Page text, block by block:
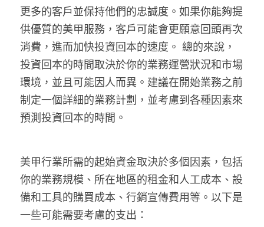
更多的客戶並保持他們的忠誠度。如果你能夠提
供優質的美甲服務，客戶可能會更願意回頭再次
消費，進而加快投資回本的速度。 總的來說，
投資回本的時間取決於你的業務運營狀況和市場
環境，並且可能因人而異。建議在開始業務之前
制定一個詳細的業務計劃，並考慮到各種因素來
預測投資回本的時間。
美甲行業所需的起始資金取決於多個因素，包括
你的業務規模、所在地區的租金和人工成本、設
備和工具的購買成本、行銷宣傳費用等。以下是
一些可能需要考慮的支出：